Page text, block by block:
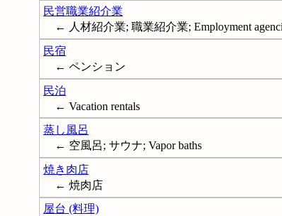
民営職業紹介業
← 人材紹介業; 職業紹介業; Employment
民宿
← ペンション
民泊
← Vacation rentals
蒸し風呂
← 空風呂; サウナ; Vapor baths
焼き肉店
← 焼肉店
屋台 (料理)